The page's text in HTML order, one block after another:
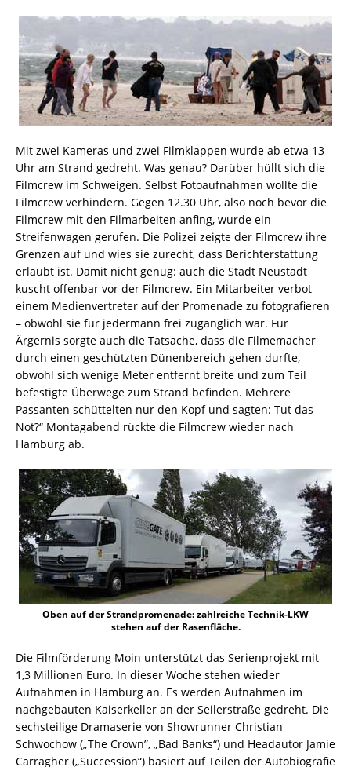
Mit zwei Kameras und zwei Filmklappen wurde ab etwa 13
Uhr am Strand gedreht. Was genau? Darüber hüllt sich die
Filmcrew im Schweigen. Selbst Fotoaufnahmen wollte die
Filmcrew verhindern. Gegen 12.30 Uhr, also noch bevor die
Filmcrew mit den Filmarbeiten anfing, wurde ein
Streifenwagen gerufen. Die Polizei zeigte der Filmcrew ihre
Grenzen auf und wies sie zurecht, dass Berichterstattung
erlaubt ist. Damit nicht genug: auch die Stadt Neustadt
kuscht offenbar vor der Filmcrew. Ein Mitarbeiter verbot
einem Medienvertreter auf der Promenade zu fotografieren
– obwohl sie für jedermann frei zugänglich war. Für
Ärgernis sorgte auch die Tatsache, dass die Filmemacher
durch einen geschützten Dünenbereich gehen durfte,
obwohl sich wenige Meter entfernt breite und zum Teil
befestigte Überwege zum Strand befinden. Mehrere
Passanten schüttelten nur den Kopf und sagten: Tut das
Not?“ Montagabend rückte die Filmcrew wieder nach
Hamburg ab.
Oben auf der Strandpromenade: zahlreiche Technik-LKW
stehen auf der Rasenfläche.
Die Filmförderung Moin unterstützt das Serienprojekt mit
1,3 Millionen Euro. In dieser Woche stehen wieder
Aufnahmen in Hamburg an. Es werden Aufnahmen im
nachgebauten Kaiserkeller an der Seilerstraße gedreht. Die
sechsteilige Dramaserie von Showrunner Christian
Schwochow („The Crown”, „Bad Banks“) und Headautor Jamie
Carragher („Succession“) basiert auf Teilen der Autobiografie